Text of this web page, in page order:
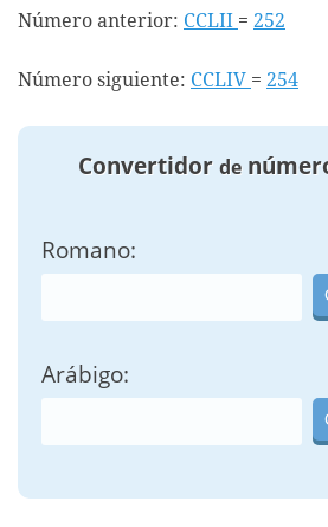
Número anterior: CCLII = 252
Número siguiente: CCLIV = 254
Convertidor de
Romano:
Arábigo: